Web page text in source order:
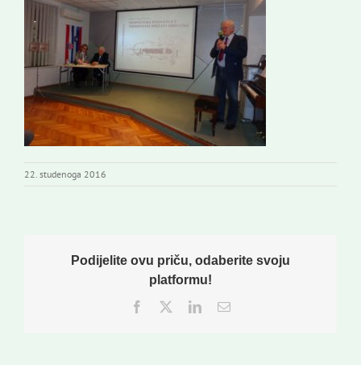
Novi odmev – naše glasilo
Izdavaštvo
Korisne informacije
22. studenoga 2016
Podijelite ovu priču, odaberite svoju
platformu!
Facebook
TwitterLinkedInEmail: